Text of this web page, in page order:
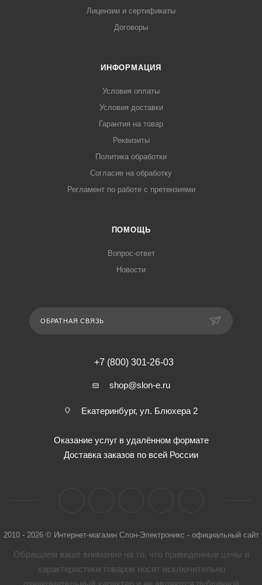
Лицензии и сертификаты
Договоры
ИНФОРМАЦИЯ
Условия оплаты
Условия доставки
Гарантия на товар
Реквизиты
Политика обработки
Согласие на обработку
Регламент по работе с претензиями
ПОМОЩЬ
Вопрос-ответ
Новости
ОБРАТНАЯ СВЯЗЬ
+7 (800) 301-26-03
shop@slon-e.ru
Екатеринбург, ул. Блюхера 2
Оказание услуг в удалённом формате
Доставка заказов по всей России
2010 - 2026 © Интернет-магазин Слон-Электроникс - официальный сайт
Обращаем ваше внимание на то, что приведенные цены и
характеристики товaров носят исключительно